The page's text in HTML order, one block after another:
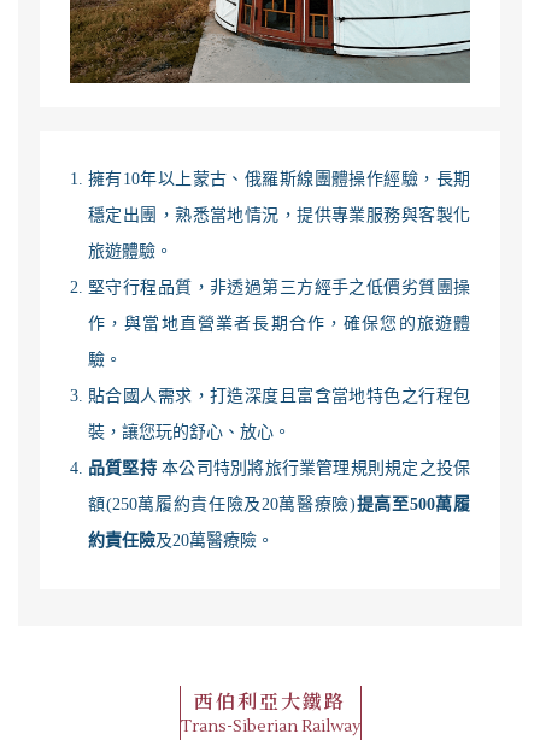
擁有10年以上蒙古、俄羅斯線團體操作經驗，長期
穩定出團，熟悉當地情況，提供專業服務與客製化
旅遊體驗。
堅守行程品質，非透過第三方經手之低價劣質團操
作，與當地直營業者長期合作，確保您的旅遊體
驗。
貼合國人需求，打造深度且富含當地特色之行程包
裝，讓您玩的舒心、放心。
品質堅持本公司特別將旅行業管理規則規定之投保
額(250萬履約責任險及20萬醫療險)提高至500萬履
約責任險及20萬醫療險。
西伯利亞大鐵路
Trans-Siberian Railway